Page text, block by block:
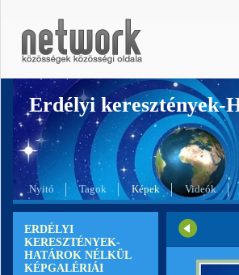
Erdélyi
Nyitó Tagok Képek Videók
ERDÉLYI
KERESZTÉNYEK-
HATÁROK NÉLKÜL
KÉPGALÉRIÁI